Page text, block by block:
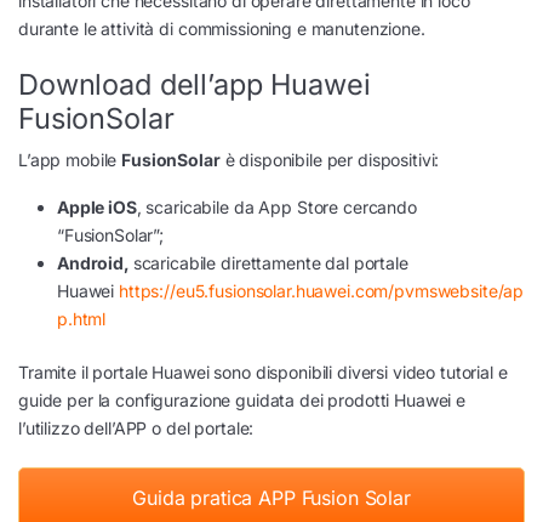
durante le attività di commissioning e manutenzione.
Download dell’app Huawei
FusionSolar
L’app mobile FusionSolarè disponibile per dispositivi:
Apple iOS, scaricabile da App Store cercando
“FusionSolar”;
Android, scaricabile direttamente dal portale
Huawei https://eu5.fusionsolar.huawei.com/pvmswebsite/ap
p.html
Tramite il portale Huawei sono disponibili diversi video tutorial e
guide per la configurazione guidata dei prodotti Huawei e
l’utilizzo dell’APP o del portale:
Guida pratica APP Fusion Solar